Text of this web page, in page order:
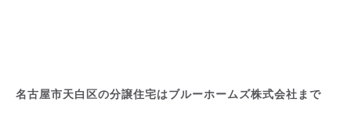
名古屋市天白区の分譲住宅はブルーホームズ株式会社まで